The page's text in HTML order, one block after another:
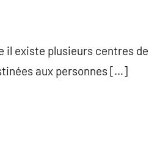
existe plusieurs centres de
aux personnes […]